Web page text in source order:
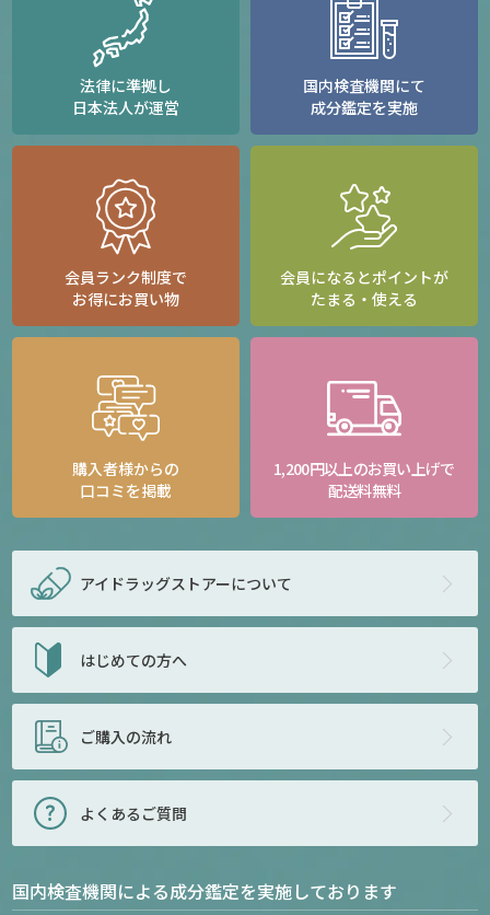
法律に準拠し
日本法人が運営
国内検査機関にて
成分鑑定を実施
会員ランク制度で
お得にお買い物
会員になるとポイントが
たまる・使える
購入者様からの
口コミを掲載
1,200円以上のお買い上げで
配送料無料
アイドラッグストアーについて
はじめての方へ
ご購入の流れ
よくあるご質問
国内検査機関による成分鑑定を実施しております